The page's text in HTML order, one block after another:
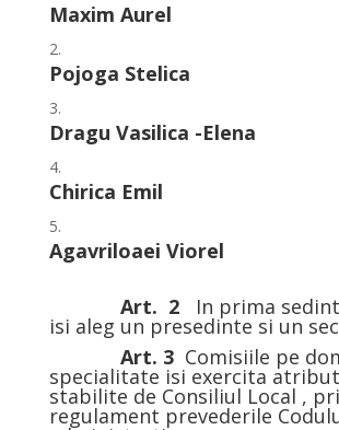
Maxim Aurel
Pojoga Stelica
Dragu Vasilica -Elena
Chirica Emil
Agavriloaei Viorel
Art. 2In prima
isi aleg un presedinte si un
Art. 3Comisiile pe
specialitate isi exercita
stabilite de Consiliul Local ,
regulament prevederile